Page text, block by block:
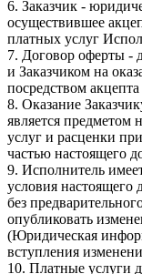
6. Заказчик -
осуществившее
платных услуг
7. Договор оферты -
и Заказчиком на
посредством
8. Оказание
является предметом
услуг и расценки
частью настоящего
9. Исполнитель
условия настоящего
без
опубликовать
(Юридическая
вступления
10. Платные услуги